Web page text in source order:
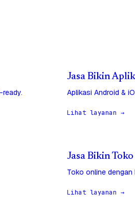
Jasa Bikin
Aplikasi Android &
Lihat layanan →
Jasa Bikin
Toko online
Lihat layanan →